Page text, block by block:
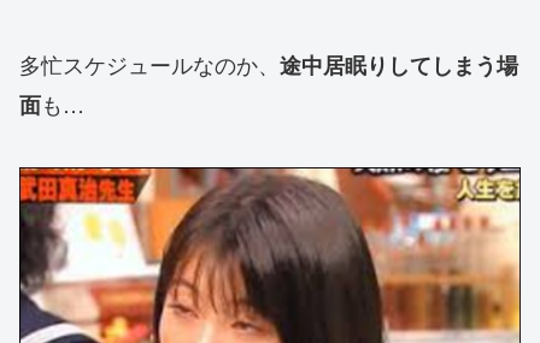
多忙スケジュールなのか、 途中居眠りしてしまう場
面も…